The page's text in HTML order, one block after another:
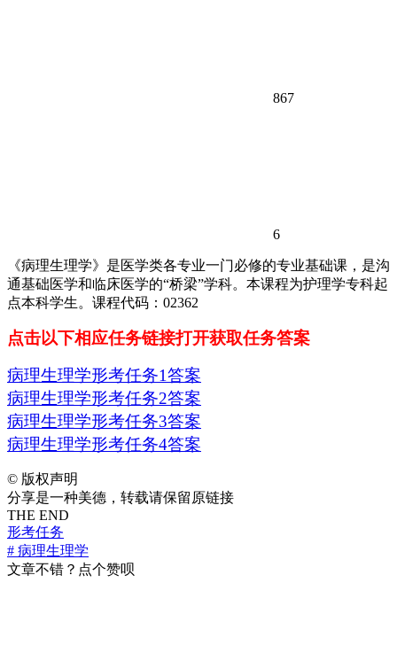
867
6
《病理生理学》是医学类各专业一门必修的专业基础课，是沟
通基础医学和临床医学的“桥梁”学科。本课程为护理学专科起
点本科学生。课程代码：02362
点击以下相应任务链接打开获取任务答案
病理生理学形考任务1答案
病理生理学形考任务2答案
病理生理学形考任务3答案
病理生理学形考任务4答案
© 版权声明
分享是一种美德，转载请保留原链接
THE END
形考任务
# 病理生理学
文章不错？点个赞呗